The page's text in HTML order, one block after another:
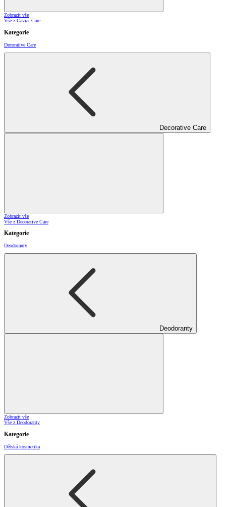
Zobrazit vše
Vše z Caviar Care
Kategorie
Decorative Care
Decorative Care
Zobrazit vše
Vše z Decorative Care
Kategorie
Deodoranty
Deodoranty
Zobrazit vše
Vše z Deodoranty
Kategorie
Dětská kosmetika